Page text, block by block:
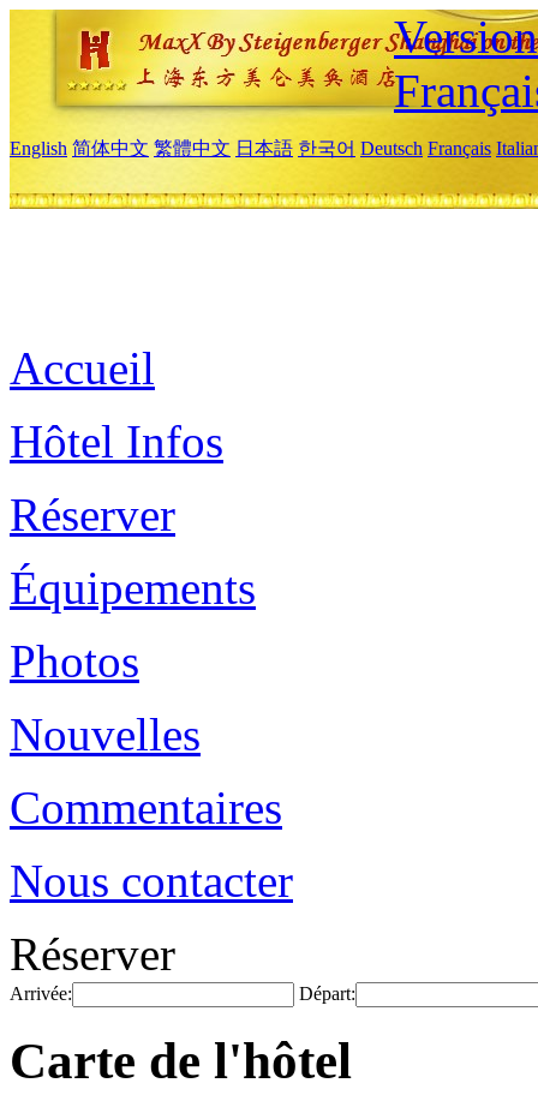
English 简体中文 繁體中文 日本語 한국어 Deutsch Français
Accueil
Hôtel Infos
Réserver
Équipements
Photos
Nouvelles
Commentaires
Nous contacter
Réserver
Arrivée: Départ:
Carte de l'hôtel